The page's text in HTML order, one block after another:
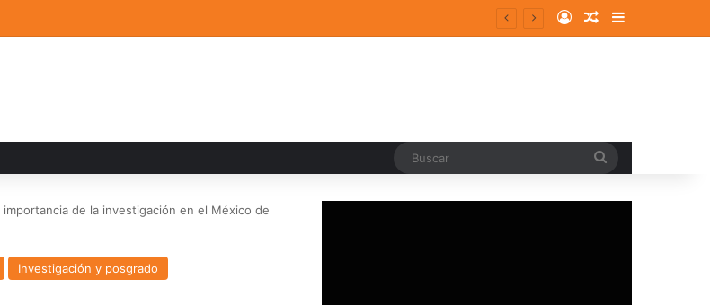
del Curso de Verano de Escuelas Aztecas Log InRandom Article
Sidebar
de la investigación en el México de
Investigación y posgrado